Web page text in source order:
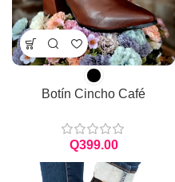
Botín Cincho Café
Q